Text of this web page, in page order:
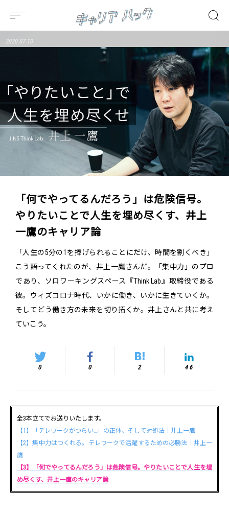
2020.07.10
「何でやってるんだろう」は危険信号。
やりたいことで人生を埋め尽くす、井上
一鷹のキャリア論
「人生の5分の1を捧げられることにだけ、時間を割くべき」
こう語ってくれたのが、井上一鷹さんだ。「集中力」のプロ
であり、ソロワーキングスペース『Think Lab』取締役である
彼。ウィズコロナ時代、いかに働き、いかに生きていくか。
そしてどう働き方の未来を切り拓くか。井上さんと共に考え
ていこう。
0 0 2 46
全3本立てでお送りいたします。
【1】「テレワークがつらい…」の正体、そして対処法｜井上一鷹
【2】集中力はつくれる。テレワークで活躍するための必勝法｜井上一
鷹
【3】「何でやってるんだろう」は危険信号。やりたいことで人生を埋
め尽くす、井上一鷹のキャリア論